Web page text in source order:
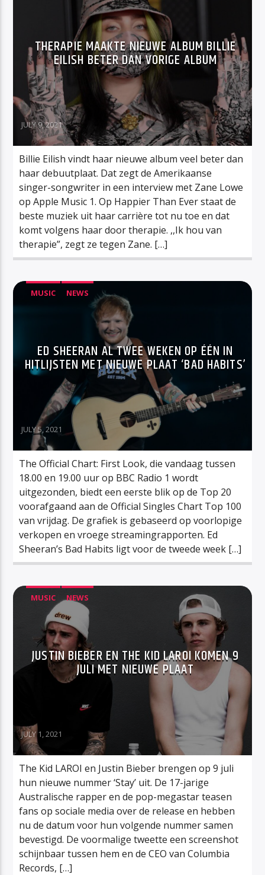
THERAPIE MAAKTE NIEUWE ALBUM BILLIE
EILISH BETER DAN VORIGE ALBUM
JULY 9, 2021
Billie Eilish vindt haar nieuwe album veel beter dan
haar debuutplaat. Dat zegt de Amerikaanse
singer-songwriter in een interview met Zane Lowe
op Apple Music 1. Op Happier Than Ever staat de
beste muziek uit haar carrière tot nu toe en dat
komt volgens haar door therapie. ,,Ik hou van
therapie”, zegt ze tegen Zane. […]
MUSIC NEWS
ED SHEERAN AL TWEE WEKEN OP ÉÉN IN
HITLIJSTEN MET NIEUWE PLAAT ‘BAD HABITS’
JULY 5, 2021
The Official Chart: First Look, die vandaag tussen
18.00 en 19.00 uur op BBC Radio 1 wordt
uitgezonden, biedt een eerste blik op de Top 20
voorafgaand aan de Official Singles Chart Top 100
van vrijdag. De grafiek is gebaseerd op voorlopige
verkopen en vroege streamingrapporten. Ed
Sheeran’s Bad Habits ligt voor de tweede week […]
MUSIC NEWS
JUSTIN BIEBER EN THE KID LAROI KOMEN 9
JULI MET NIEUWE PLAAT
JULY 1, 2021
The Kid LAROI en Justin Bieber brengen op 9 juli
hun nieuwe nummer ‘Stay’ uit. De 17-jarige
Australische rapper en de pop-megastar teasen
fans op sociale media over de release en hebben
nu de datum voor hun volgende nummer samen
bevestigd. De voormalige tweette een screenshot
schijnbaar tussen hem en de CEO van Columbia
Records, […]